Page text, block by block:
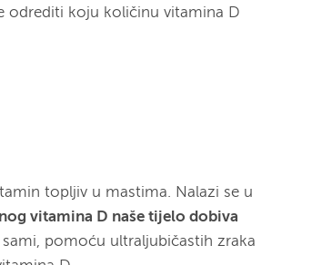
odrediti koju količinu vitamina D
topljiv u mastima. Nalazi se u
vitamina D naše tijelo dobiva
pomoću ultraljubičastih zraka